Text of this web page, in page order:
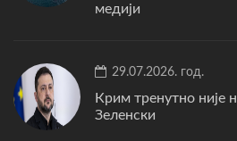
медији
29.07.2026. год.
Крим тренутно није
Зеленски